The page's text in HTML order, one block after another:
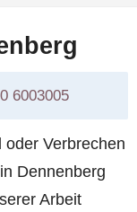
6003005
oder Verbrechen
Dennenberg
Arbeit